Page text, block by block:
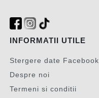
INFORMATII UTILE
Stergere date Facebook
Despre noi
Termeni si conditii